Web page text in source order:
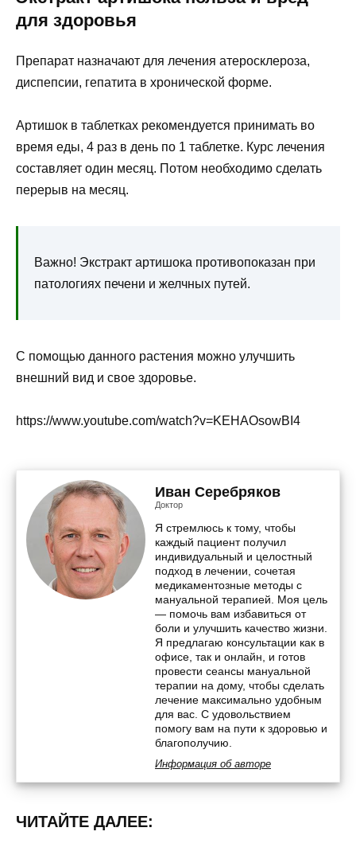
для здоровья
Препарат назначают для лечения атеросклероза,
диспепсии, гепатита в хронической форме.
Артишок в таблетках рекомендуется принимать во
время еды, 4 раз в день по 1 таблетке. Курс лечения
составляет один месяц. Потом необходимо сделать
перерыв на месяц.
Важно! Экстракт артишока противопоказан при
патологиях печени и желчных путей.
С помощью данного растения можно улучшить
внешний вид и свое здоровье.
https://www.youtube.com/watch?v=KEHAOsowBI4
Иван Серебряков
Доктор
Я стремлюсь к тому, чтобы
каждый пациент получил
индивидуальный и целостный
подход в лечении, сочетая
медикаментозные методы с
мануальной терапией. Моя цель
— помочь вам избавиться от
боли и улучшить качество жизни.
Я предлагаю консультации как в
офисе, так и онлайн, и готов
провести сеансы мануальной
терапии на дому, чтобы сделать
лечение максимально удобным
для вас. С удовольствием
помогу вам на пути к здоровью и
благополучию.
Информация об авторе
ЧИТАЙТЕ ДАЛЕЕ: